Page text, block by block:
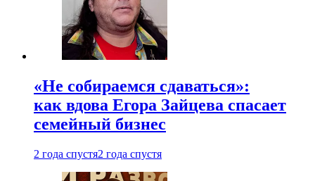
«Не собираемся сдаваться»:
как вдова Егора Зайцева спасает
семейный бизнес
2 года спустя2 года спустя